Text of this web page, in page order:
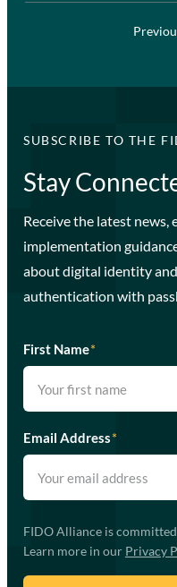
SUBSCRIBE TO THE
Stay
Receive the latest news,
implementation
about digital identity
authentication with
First Name*
Email Address*
FIDO Alliance is
Learn more in our Privacy